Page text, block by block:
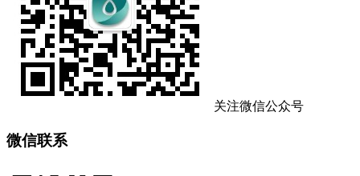
关注微信公众号
微信联系